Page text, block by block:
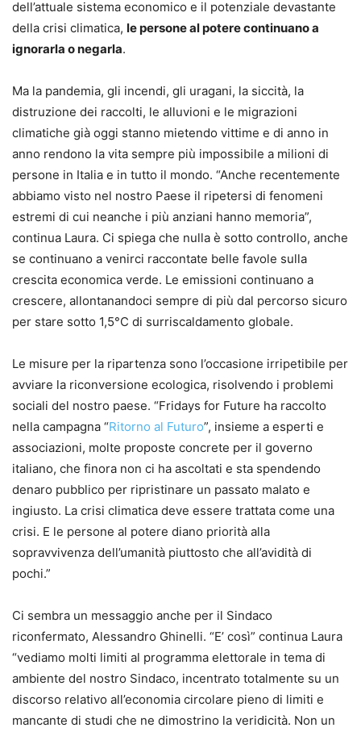
dell’attuale sistema economico e il potenziale devastante
della crisi climatica, le persone al potere continuano a
ignorarla o negarla.
Ma la pandemia, gli incendi, gli uragani, la siccità, la
distruzione dei raccolti, le alluvioni e le migrazioni
climatiche già oggi stanno mietendo vittime e di anno in
anno rendono la vita sempre più impossibile a milioni di
persone in Italia e in tutto il mondo. “Anche recentemente
abbiamo visto nel nostro Paese il ripetersi di fenomeni
estremi di cui neanche i più anziani hanno memoria”,
continua Laura. Ci spiega che nulla è sotto controllo, anche
se continuano a venirci raccontate belle favole sulla
crescita economica verde. Le emissioni continuano a
crescere, allontanandoci sempre di più dal percorso sicuro
per stare sotto 1,5°C di surriscaldamento globale.
Le misure per la ripartenza sono l’occasione irripetibile per
avviare la riconversione ecologica, risolvendo i problemi
sociali del nostro paese. “Fridays for Future ha raccolto
nella campagna “Ritorno al Futuro”, insieme a esperti e
associazioni, molte proposte concrete per il governo
italiano, che finora non ci ha ascoltati e sta spendendo
denaro pubblico per ripristinare un passato malato e
ingiusto. La crisi climatica deve essere trattata come una
crisi. E le persone al potere diano priorità alla
sopravvivenza dell’umanità piuttosto che all’avidità di
pochi.”
Ci sembra un messaggio anche per il Sindaco
riconfermato, Alessandro Ghinelli. “E’ così” continua Laura
“vediamo molti limiti al programma elettorale in tema di
ambiente del nostro Sindaco, incentrato totalmente su un
discorso relativo all’economia circolare pieno di limiti e
mancante di studi che ne dimostrino la veridicità. Non un